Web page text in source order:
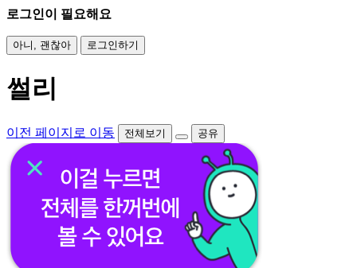
로그인이 필요해요
아니, 괜찮아 로그인하기
썰리
이전 페이지로 이동 전체보기 공유